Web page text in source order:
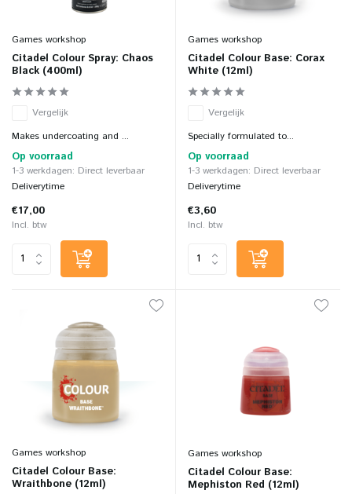
Games workshop
Citadel Colour Spray: Chaos
Black (400ml)
Vergelijk
Makes undercoating and ...
Op voorraad
1-3 werkdagen: Direct leverbaar
Deliverytime
€17,00
Incl. btw
Games workshop
Citadel Colour Base: Corax
White (12ml)
Vergelijk
Specially formulated to...
Op voorraad
1-3 werkdagen: Direct leverbaar
Deliverytime
€3,60
Incl. btw
Games workshop
Citadel Colour Base:
Wraithbone (12ml)
Games workshop
Citadel Colour Base:
Mephiston Red (12ml)